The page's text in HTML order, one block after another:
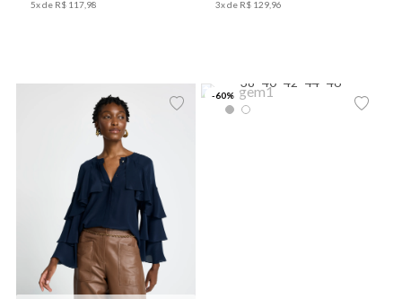
5x de R$ 117 98 3x de R$ 129 96
-60%
38 40 42 44 46